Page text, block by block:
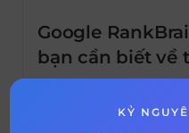
Google
bạn cần biết về
RankBrain này
hoạt động? Bạn có
KỶ